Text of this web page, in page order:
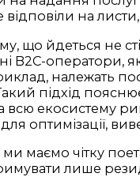
на
що йдеться не
B2C-
належать
підхід
всю екосистему
оптимізації,
маємо чітку
лише